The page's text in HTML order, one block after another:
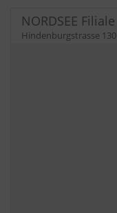
NORDSEE Filiale
Hindenburgstrasse 130